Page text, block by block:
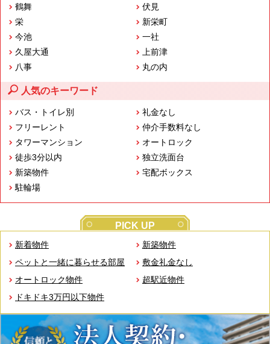
鶴舞
伏見
栄
新栄町
今池
一社
久屋大通
上前津
八事
丸の内
人気のキーワード
バス・トイレ別
礼金なし
フリーレント
仲介手数料なし
タワーマンション
オートロック
徒歩3分以内
独立洗面台
新築物件
宅配ボックス
駐輪場
PICK UP
新着物件
新築物件
ペットと一緒に暮らせる部屋
敷金礼金なし
オートロック物件
超駅近物件
ドキドキ3万円以下物件